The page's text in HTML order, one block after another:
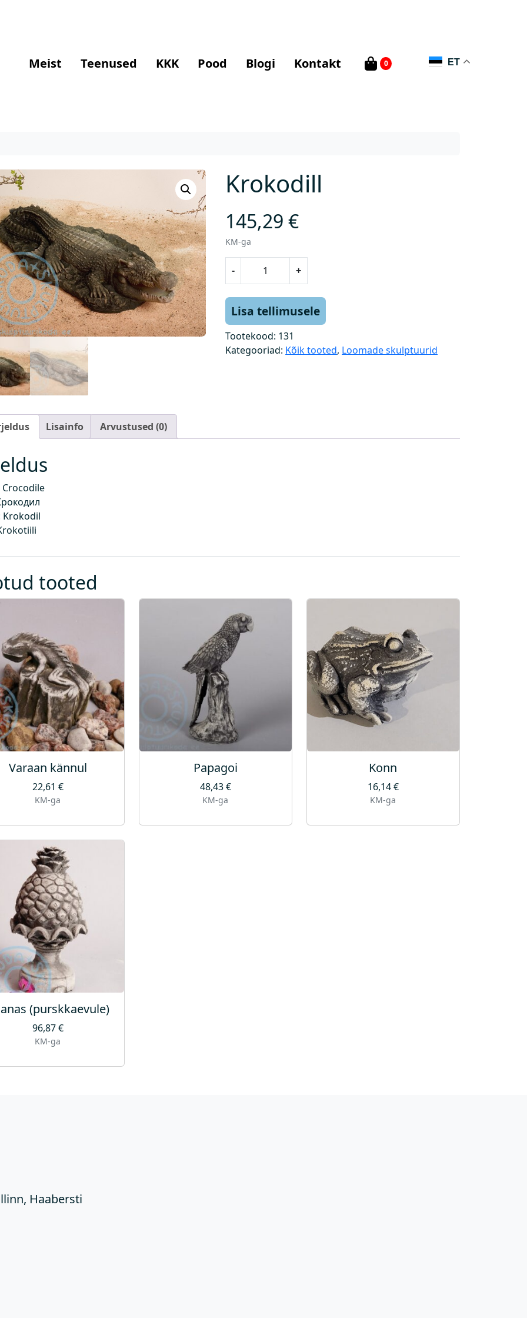
Meist Teenused KKK Pood Blogi Kontakt 0 ET
Krokodill
145,29€
KM-ga
-
o
d
i
+
Lisa tellimusele
Tootekood: 131
Kategooriad: Kõik tooted, Loomade skulptuurid
Lisainfo Arvustused (0)
Crocodile
Krokodil
tooted
Varaan kännul
22,61 €
KM-ga
Papagoi
48,43€
KM-ga
Konn
16,14€
KM-ga
(purskkaevule)
96,87€
KM-ga
Haabersti